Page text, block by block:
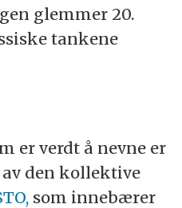
glemmer 20.
tankene
er verdt å nevne er
den kollektive
som innebærer